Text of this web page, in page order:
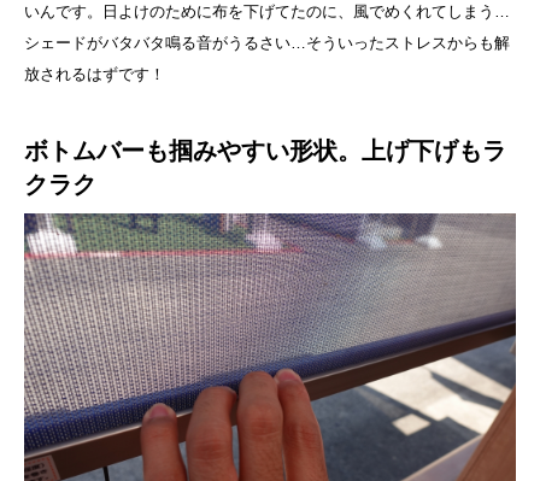
いんです。日よけのために布を下げてたのに、風でめくれてしまう…
シェードがバタバタ鳴る音がうるさい…そういったストレスからも解
放されるはずです！
ボトムバーも掴みやすい形状。上げ下げもラ
クラク